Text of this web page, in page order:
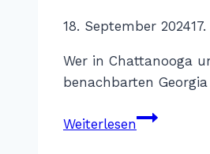
VonKatharina
18. September 2024
Wer in Chattanooga
benachbarten
WeiterlesenRock